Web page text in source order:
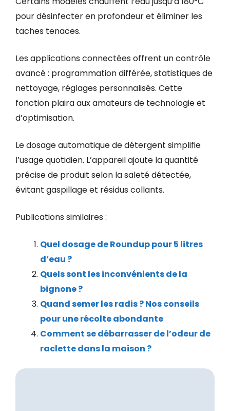
pour désinfecter en profondeur et éliminer les
taches tenaces.
Les applications connectées offrent un contrôle
avancé : programmation différée, statistiques de
nettoyage, réglages personnalisés. Cette
fonction plaira aux amateurs de technologie et
d’optimisation.
Le dosage automatique de détergent simplifie
l’usage quotidien. L’appareil ajoute la quantité
précise de produit selon la saleté détectée,
évitant gaspillage et résidus collants.
Publications similaires :
Quel dosage de Roundup pour 5 litres
d’eau ?
Quels sont les inconvénients de la
bignone ?
Quand semer les radis ? Nos conseils
pour une récolte abondante
Comment se débarrasser de l’odeur de
raclette dans la maison ?